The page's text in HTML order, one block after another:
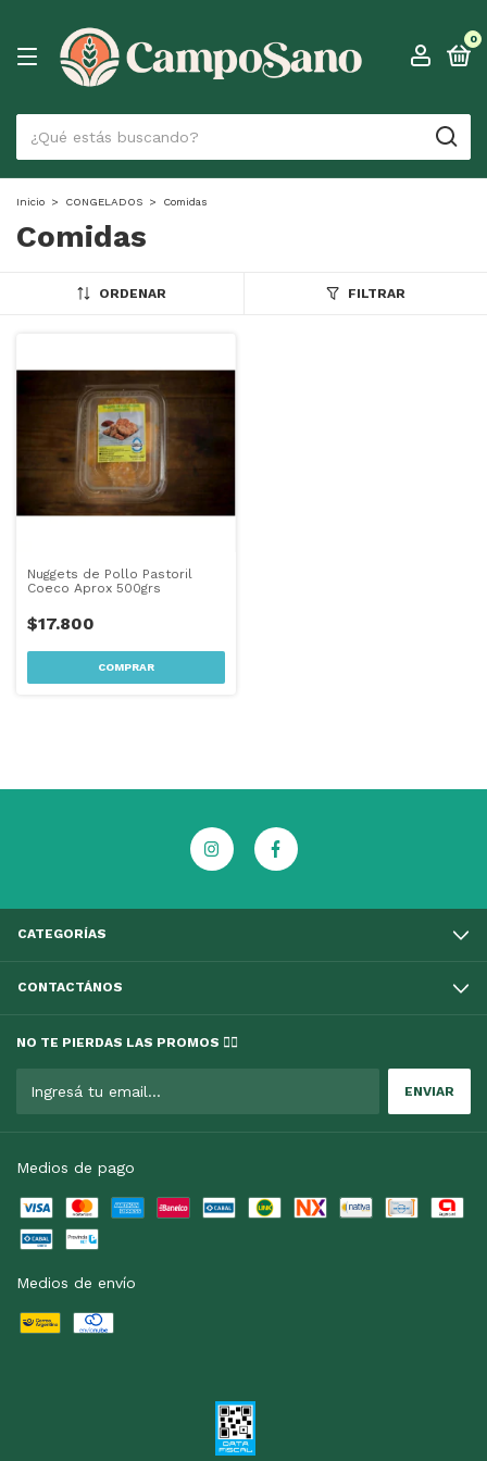
0
Inicio > CONGELADOS > Comidas
Comidas
ORDENAR FILTRAR
Nuggets de Pollo Pastoril
Coeco Aprox 500grs
$17.800
CATEGORÍAS
CONTACTÁNOS
NO TE PIERDAS LAS PROMOS 👇🏻
Medios de pago
Medios de envío